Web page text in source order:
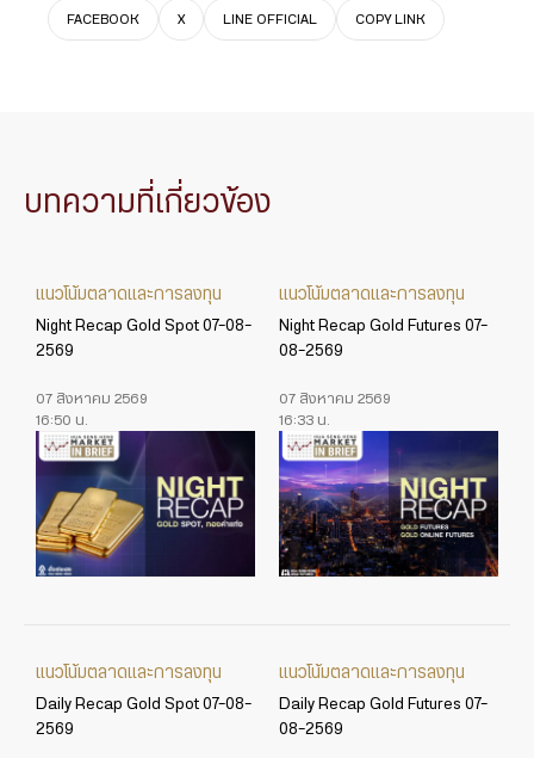
FACEBOOK X LINE OFFICIAL COPY LINK
บทความที่เกี่ยวข้อง
แนวโน้มตลาดและการลงทุน
Night Recap Gold Spot 07-08-
2569
07 สิงหาคม 2569
16:50 น.
แนวโน้มตลาดและการลงทุน
Night Recap Gold Futures 07-
08-2569
07 สิงหาคม 2569
16:33 น.
แนวโน้มตลาดและการลงทุน
Daily Recap Gold Spot 07-08-
2569
แนวโน้มตลาดและการลงทุน
Daily Recap Gold Futures 07-
08-2569